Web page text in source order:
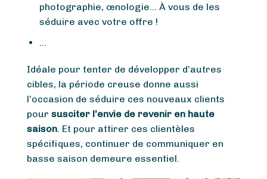
photographie, œnologie… À vous de les
séduire avec votre offre !
…
Idéale pour tenter de développer d’autres
cibles, la période creuse donne aussi
l’occasion de séduire ces nouveaux clients
pour susciter l’envie de revenir en haute
saison. Et pour attirer ces clientèles
spécifiques, continuer de communiquer en
basse saison demeure essentiel.